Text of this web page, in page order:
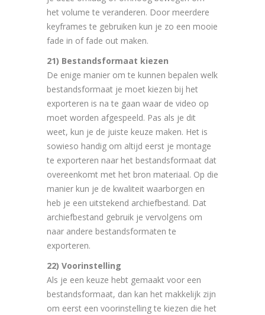
het volume te veranderen. Door meerdere
keyframes te gebruiken kun je zo een mooie
fade in of fade out maken.
21) Bestandsformaat kiezen
De enige manier om te kunnen bepalen welk
bestandsformaat je moet kiezen bij het
exporteren is na te gaan waar de video op
moet worden afgespeeld. Pas als je dit
weet, kun je de juiste keuze maken. Het is
sowieso handig om altijd eerst je montage
te exporteren naar het bestandsformaat dat
overeenkomt met het bron materiaal. Op die
manier kun je de kwaliteit waarborgen en
heb je een uitstekend archiefbestand. Dat
archiefbestand gebruik je vervolgens om
naar andere bestandsformaten te
exporteren.
22) Voorinstelling
Als je een keuze hebt gemaakt voor een
bestandsformaat, dan kan het makkelijk zijn
om eerst een voorinstelling te kiezen die het